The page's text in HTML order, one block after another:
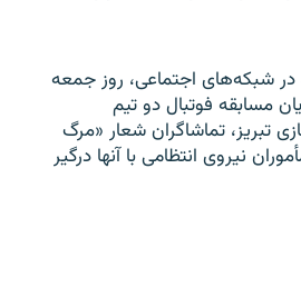
در شبکه‌های اجتماعی، روز جمعه
مسابقه فوتبال دو تیم
تبریز، تماشاگران شعار «مرگ
نیروی انتظامی با آنها درگیر